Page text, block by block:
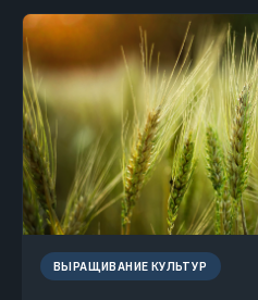
ВЫРАЩИВАНИЕ КУЛЬТУР